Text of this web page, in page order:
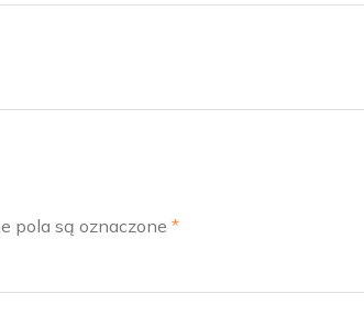
pola są oznaczone *